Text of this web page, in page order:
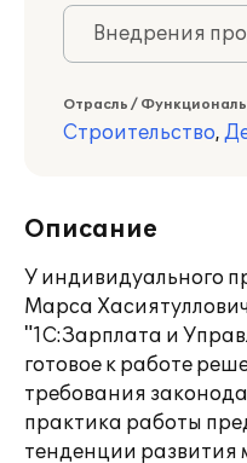
Внедрения
Отрасль /
Строительство,
Описание
У индивидуального
Марса
"1С:Зарплата и
готовое к работе
требования
практика работы
тенденции развития